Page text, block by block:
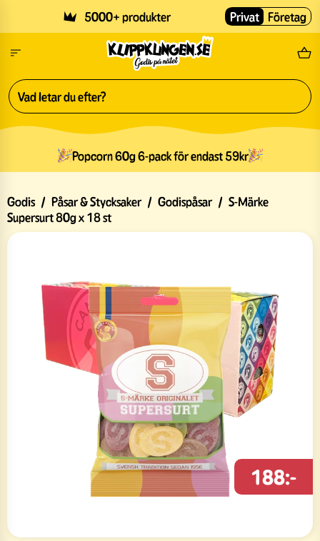
5000+ produkter Fri
Privat Företag
Popcorn 60g 6-pack för endast 59kr
Godis / Påsar & Stycksaker / Godispåsar / S-Märke
Supersurt 80g x 18 st
188:-